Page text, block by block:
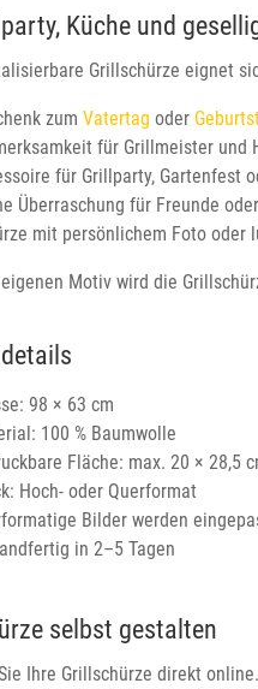
Küche und
Grillschürze eignet
zum Vatertag oder
für Grillmeister und
für Grillparty, Gartenfest
Überraschung für Freunde
mit persönlichem Foto oder
Motiv wird die
98 × 63 cm
100 % Baumwolle
Fläche: max. 20 × 28,5
Hoch- oder Querformat
Bilder werden
in 2–5 Tagen
selbst gestalten
Ihre Grillschürze direkt online.